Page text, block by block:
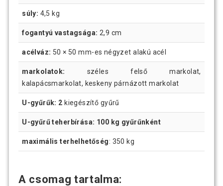
súly: 4,5 kg
fogantyú vastagsága: 2,9 cm
acélváz: 50 × 50 mm-es négyzet alakú acél
markolatok:
széles felső markolat,
kalapácsmarkolat, keskeny párnázott markolat
U-gyűrűk: 2 kiegészítő gyűrű
U-gyűrű teherbírása: 100 kg gyűrűnként
maximális terhelhetőség: 350 kg
A csomag tartalma: